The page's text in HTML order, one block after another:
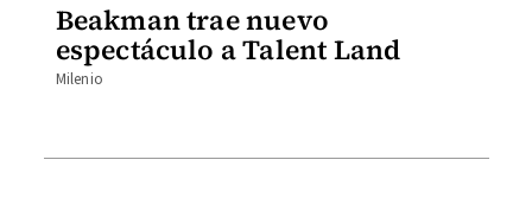
Beakman trae nuevo
espectáculo a Talent Land
Milenio